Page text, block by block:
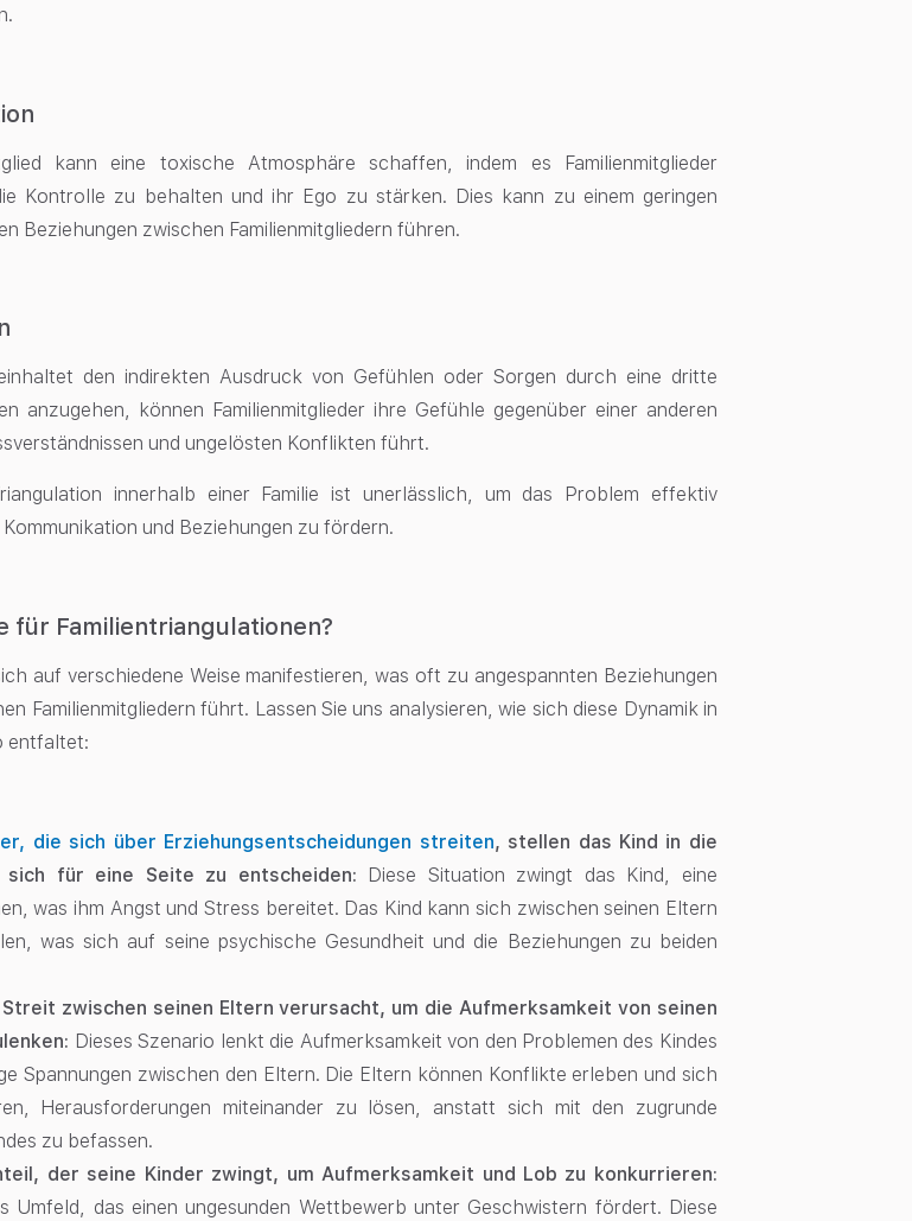
kann eine toxische Atmosphäre schaffen, indem es Familienmitglieder
Kontrolle zu behalten und ihr Ego zu stärken. Dies kann zu einem geringen
Beziehungen zwischen Familienmitgliedern führen.
den indirekten Ausdruck von Gefühlen oder Sorgen durch eine dritte
anzugehen, können Familienmitglieder ihre Gefühle gegenüber einer anderen
und ungelösten Konflikten führt.
innerhalb einer Familie ist unerlässlich, um das Problem effektiv
und Beziehungen zu fördern.
für Familientriangulationen?
auf verschiedene Weise manifestieren, was oft zu angespannten Beziehungen
Familienmitgliedern führt. Lassen Sie uns analysieren, wie sich diese Dynamik in
entfaltet:
die sich über Erziehungsentscheidungen streiten, stellen das Kind in die
für eine Seite zu entscheiden:
Diese Situation zwingt das Kind, eine
was ihm Angst und Stress bereitet. Das Kind kann sich zwischen seinen Eltern
was sich auf seine psychische Gesundheit und die Beziehungen zu beiden
Streit zwischen seinen Eltern verursacht, um die Aufmerksamkeit von seinen
Dieses Szenario lenkt die Aufmerksamkeit von den Problemen des Kindes
Spannungen zwischen den Eltern. Die Eltern können Konflikte erleben und sich
Herausforderungen miteinander zu lösen, anstatt sich mit den zugrunde
zu befassen.
der seine Kinder zwingt, um Aufmerksamkeit und Lob zu konkurrieren:
Umfeld, das einen ungesunden Wettbewerb unter Geschwistern fördert. Diese